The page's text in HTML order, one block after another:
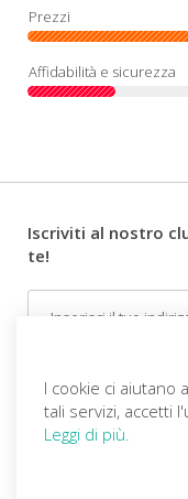
Iscriviti al nostro
te!
Follow us
I cookie ci aiutano
tali servizi, accetti
Leggi di più.